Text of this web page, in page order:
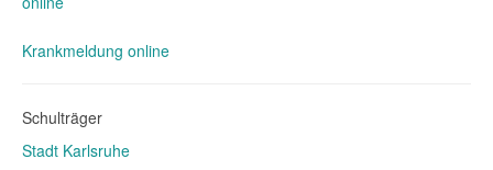
Krankmeldung online
Schulträger
Stadt Karlsruhe